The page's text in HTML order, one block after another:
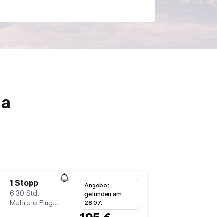
1 Stopp
6:30 Std.
Mehrere Fluglinien
Angebot
gefunden am
28.07.